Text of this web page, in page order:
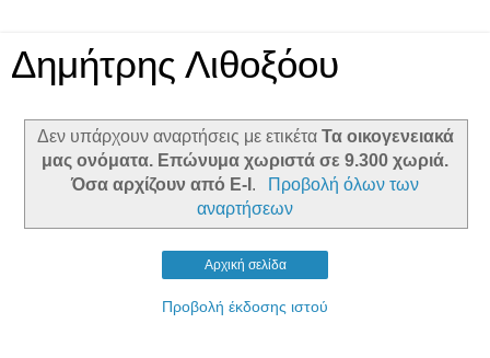
Δημήτρης Λιθοξόου
Δεν υπάρχουν αναρτήσεις με ετικέτα Τα οικογενειακά
μας ονόματα. Επώνυμα χωριστά σε 9.300 χωριά.
Όσα αρχίζουν από Ε-Ι .
Προβολή όλων των
αναρτήσεων
Αρχική σελίδα
Προβολή έκδοσης ιστού